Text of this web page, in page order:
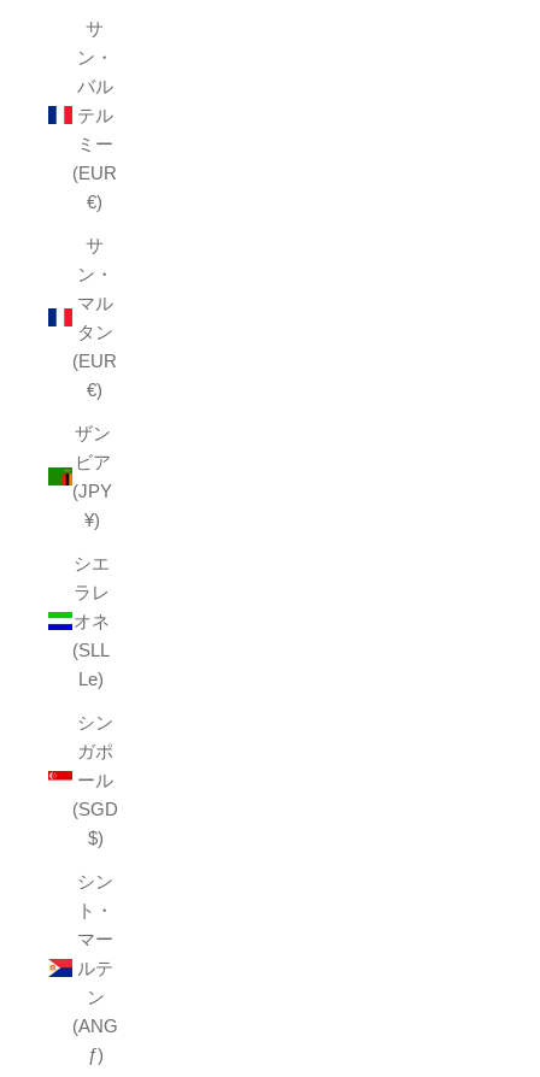
サ
ン・
バル
テル
ミー
(EUR
€)
サ
ン・
マル
タン
(EUR
€)
ザン
ビア
(JPY
¥)
シエ
ラレ
オネ
(SLL
Le)
シン
ガポ
ール
(SGD
$)
シン
ト・
マー
ルテ
ン
(ANG
ƒ)